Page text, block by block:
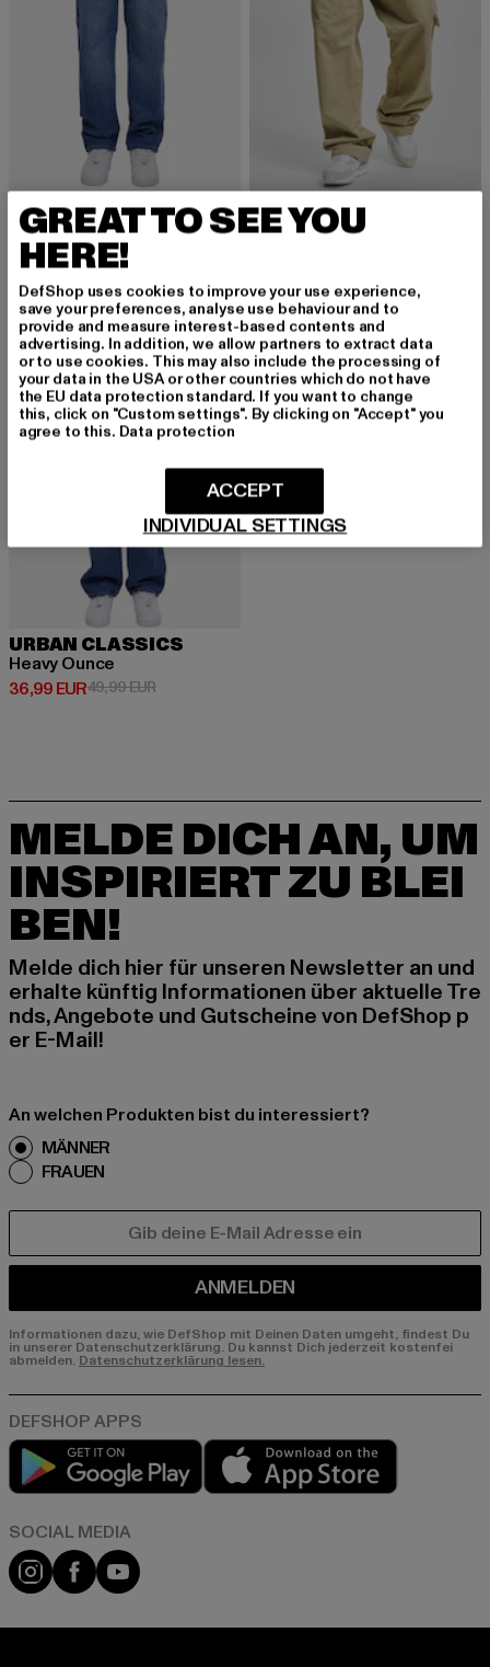
URBAN CLASSICS
Heavy Ounce
33,99 EUR
Derzeitiger Preis: 33,99 EUR
49,99 EUR
URBAN CLASSICS
Straight Leg
-26%
URBAN CLASSICS
Heavy Ounce
36,99 EUR
Derzeitiger Preis: 36,99 EUR
49,99 EURAktionspreis: 49,99 EUR
MELDE DICH AN, UM
INSPIRIERT ZU BLEI
BEN!
Melde dich hier für unseren Newsletter an und
erhalte künftig Informationen über aktuelle Tre
nds, Angebote und Gutscheine von DefShop p
er E-Mail!
An welchen Produkten bist du interessiert?
MÄNNER
FRAUEN
ANMELDEN
Informationen dazu, wie DefShop mit Deinen Daten umgeht, findest Du
in unserer Datenschutzerklärung. Du kannst Dich jederzeit kostenfei
abmelden. Datenschutzerklärung lesen.
Play market
Instagram
FacebookYouTube
GREAT TO SEE YOU
HERE!
DefShop uses cookies to improve your use experience,
save your preferences, analyse use behaviour and to
provide and measure interest-based contents and
advertising. In addition, we allow partners to extract data
or to use cookies. This may also include the processing of
your data in the USA or other countries which do not have
the EU data protection standard. If you want to change
this, click on "Custom settings". By clicking on "Accept" you
agree to this. Data protection
INDIVIDUAL SETTINGS
ACCEPT